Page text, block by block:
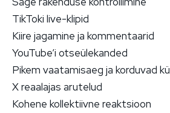
TikToki live-klipid
Kiire jagamine ja kommentaarid
YouTube’i otseülekanded
Pikem vaatamisaeg ja korduvad
X reaalajas arutelud
Kohene kollektiivne reaktsioon